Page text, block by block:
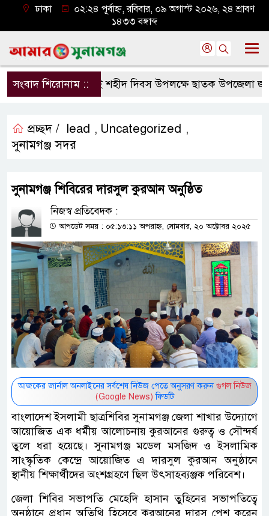
ঢাকা
০২:২৪ পূর্বাহ্ন, রবিবার, ০৯ অগাস্ট ২০২৬, ২৪ শ্রাবণ
১৪৩৩ বঙ্গাব্দ
সংবাদ শিরোনাম ::জুলাই শহীদ দিবস উপলক্ষে ছাতক উপজেলা
প্রচ্ছদ / lead , Uncategorized ,
সুনামগঞ্জ সদর
সুনামগঞ্জ শিবিরের দারসুল কুরআন অনুষ্ঠিত
নিজস্ব প্রতিবেদক :
আপডেট সময় : ০৫:১৩:১১ অপরাহ্ন, সোমবার, ২০ অক্টোবর ২০২৫
আজকের জার্নাল অনলাইনের সর্বশেষ নিউজ পেতে অনুসরণ করুন গুগল নিউজ
(Google News) ফিডটি
বাংলাদেশ ইসলামী ছাত্রশিবির সুনামগঞ্জ জেলা শাখার উদ্যোগে
আয়োজিত এক ধর্মীয় আলোচনায় কুরআনের গুরুত্ব ও সৌন্দর্য
তুলে ধরা হয়েছে। সুনামগঞ্জ মডেল মসজিদ ও ইসলামিক
সাংস্কৃতিক কেন্দ্রে আয়োজিত এ দারসুল কুরআন অনুষ্ঠানে
স্থানীয় শিক্ষার্থীদের অংশগ্রহণে ছিল উৎসাহব্যঞ্জক পরিবেশ।
জেলা শিবির সভাপতি মেহেদি হাসান তুহিনের সভাপতিত্বে
অনুষ্ঠানে প্রধান অতিথি হিসেবে কুরআনের দারস পেশ করেন